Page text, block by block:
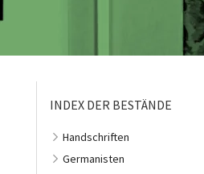
INDEX DER BESTÄNDE
Handschriften
Germanisten